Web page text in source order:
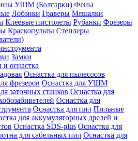
УШМ (Болгарки) Фены
Лобзики Граверы Мешалки
Клеевые пистолеты Рубанки Фрезеры
Краскопульты Степлеры
Замки
оснастка
Оснастка для пылесосов
фрезеров Оснастка для УШМ
заточных станков Оснастка для
Оснастка для
Оснастка для пил Пильные
для аккумуляторных дрелей и
Оснастка SDS-plus Оснастка для
для сабельных пил Оснастка для